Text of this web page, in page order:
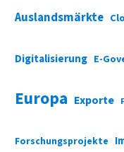
Auslandsmärkte
Digitalisierung E-
Europa Exporte
Forschungsprojekte